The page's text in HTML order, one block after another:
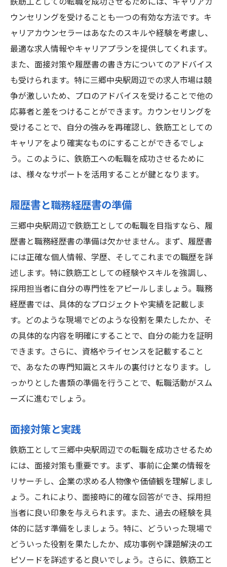
鉄筋工として三郷中央駅で働くためのポイント
と注意点
仕事の環境と労働条件
現場での安全対策
地域の文化と職場環境
労働契約の重要ポイント
業務の柔軟性と働きやすさ
トラブルシューティング方法
三郷中央駅で鉄筋工に転職するためのステップ
バイステップガイド
転職活動のスケジュール設定
求人情報の収集と整理
応募書類の作成と提出
面接準備と実施
内定後の準備とフォローアップ
ウンセリングを受けることも一つの有効な方法です。キ
ャリアカウンセラーはあなたのスキルや経験を考慮し、
最適な求人情報やキャリアプランを提供してくれます。
また、面接対策や履歴書の書き方についてのアドバイス
も受けられます。特に三郷中央駅周辺での求人市場は競
争が激しいため、プロのアドバイスを受けることで他の
応募者と差をつけることができます。カウンセリングを
受けることで、自分の強みを再確認し、鉄筋工としての
キャリアをより確実なものにすることができるでしょ
う。このように、鉄筋工への転職を成功させるために
は、様々なサポートを活用することが鍵となります。
履歴書と職務経歴書の準備
三郷中央駅周辺で鉄筋工としての転職を目指すなら、履
歴書と職務経歴書の準備は欠かせません。まず、履歴書
には正確な個人情報、学歴、そしてこれまでの職歴を詳
述します。特に鉄筋工としての経験やスキルを強調し、
採用担当者に自分の専門性をアピールしましょう。職務
経歴書では、具体的なプロジェクトや実績を記載しま
す。どのような現場でどのような役割を果たしたか、そ
の具体的な内容を明確にすることで、自分の能力を証明
できます。さらに、資格やライセンスを記載すること
で、あなたの専門知識とスキルの裏付けとなります。し
っかりとした書類の準備を行うことで、転職活動がスム
ーズに進むでしょう。
面接対策と実践
鉄筋工として三郷中央駅周辺での転職を成功させるため
には、面接対策も重要です。まず、事前に企業の情報を
リサーチし、企業の求める人物像や価値観を理解しまし
ょう。これにより、面接時に的確な回答ができ、採用担
当者に良い印象を与えられます。また、過去の経験を具
体的に話す準備をしましょう。特に、どういった現場で
どういった役割を果たしたか、成功事例や課題解決のエ
ピソードを詳述すると良いでしょう。さらに、鉄筋工と